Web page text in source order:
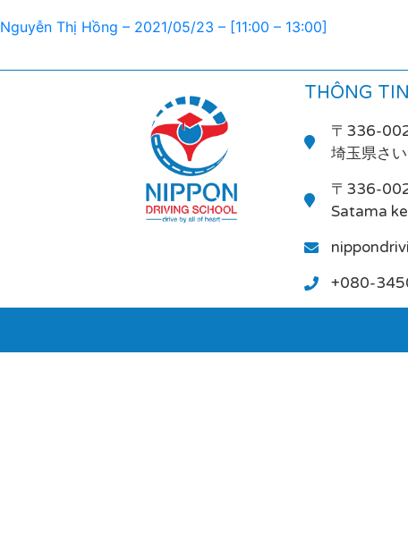
Nguyễn Thị Hồng – 2021/05/23 – [11:00 – 13:00]
THÔNG
〒336-
埼玉県さ
〒336-
Satama
+080-